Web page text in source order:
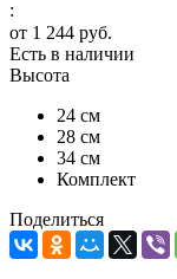
:
от 1 244 руб.
Есть в наличии
Высота
24 см
28 см
34 см
Комплект
Поделиться